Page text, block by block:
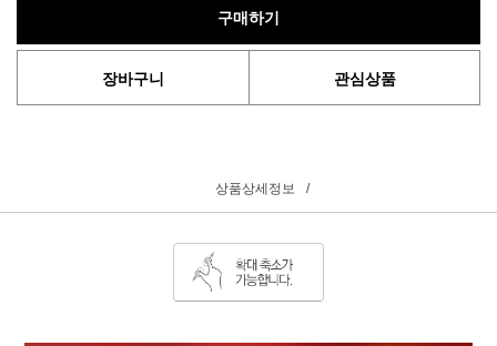
구매하기
장바구니 관심상품
상품상세정보